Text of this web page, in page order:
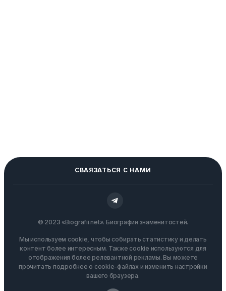
СВАЯЗАТЬСЯ С НАМИ
© 2023 «Biografii.net». Биографии знаменитостей.
Мы используем cookie, чтобы собирать статистику и делать
контент более интересным. Также cookie используются для
отображения более релевантной рекламы. Вы можете
прочитать подробнее о cookie-файлах и изменить настройки
вашего браузера.